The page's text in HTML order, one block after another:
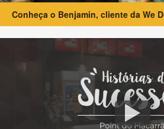
Conheça o Benjamin, cliente da We